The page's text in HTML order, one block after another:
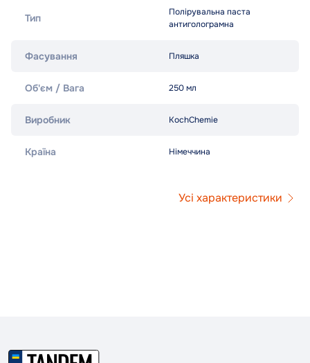
Тип
Полірувальна паста
антиголограмна
Фасування Пляшка
Об'єм / Вага 250 мл
Виробник KochChemie
Країна Німеччина
Усі характеристики